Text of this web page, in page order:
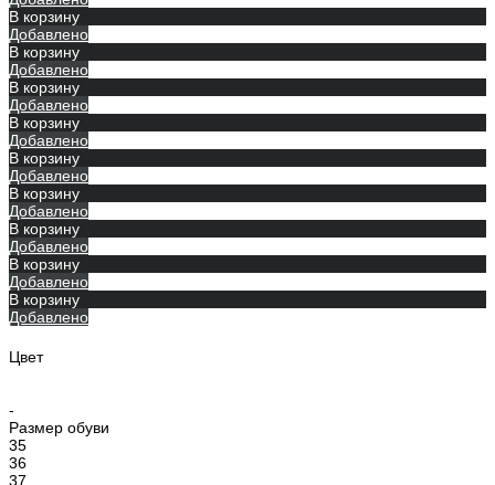
В корзину
Добавлено
В корзину
Добавлено
В корзину
Добавлено
В корзину
Добавлено
В корзину
Добавлено
В корзину
Добавлено
В корзину
Добавлено
В корзину
Добавлено
В корзину
Добавлено
Цвет
-
Размер обуви
35
36
37